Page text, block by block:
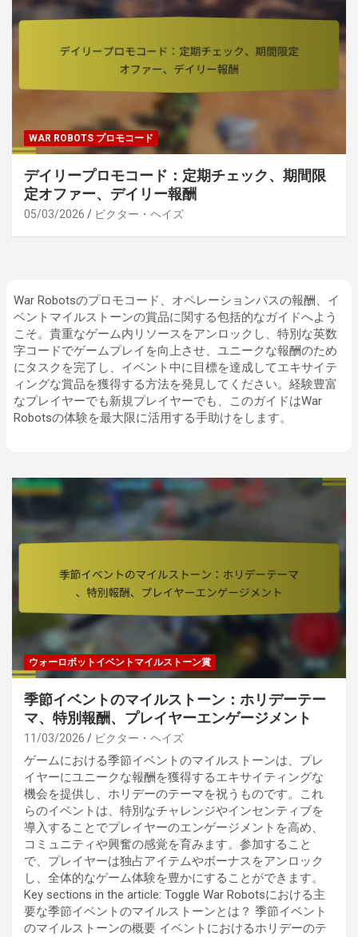
WAR ROBOTS プロモコード
デイリープロモコード：定期チェック、期間限
定オファー、デイリー報酬
05/03/2026 ビクター・ヘイズ
War Robotsのプロモコード、オペレーションパスの報酬、イ
ベントマイルストーンの賞品に関する包括的なガイドへよう
こそ。貴重なゲーム内リソースをアンロックし、特別な英数
字コードでゲームプレイを向上させ、ユニークな報酬のため
にタスクを完了し、イベント中に目標を達成してエキサイテ
ィングな賞品を獲得する方法を発見してください。経験豊富
なプレイヤーでも新規プレイヤーでも、このガイドはWar
Robotsの体験を最大限に活用する手助けをします。
ウォーロボットイベントマイルストーン賞
季節イベントのマイルストーン：ホリデーテー
マ、特別報酬、プレイヤーエンゲージメント
11/03/2026 ビクター・ヘイズ
ゲームにおける季節イベントのマイルストーンは、プレ
イヤーにユニークな報酬を獲得するエキサイティングな
機会を提供し、ホリデーのテーマを祝うものです。これ
らのイベントは、特別なチャレンジやインセンティブを
導入することでプレイヤーのエンゲージメントを高め、
コミュニティや興奮の感覚を育みます。参加すること
で、プレイヤーは独占アイテムやボーナスをアンロック
し、全体的なゲーム体験を豊かにすることができます。
Key sections in the article: Toggle War Robotsにおける主
要な季節イベントのマイルストーンとは？ 季節イベント
のマイルストーンの概要 イベントにおけるホリデーのテ